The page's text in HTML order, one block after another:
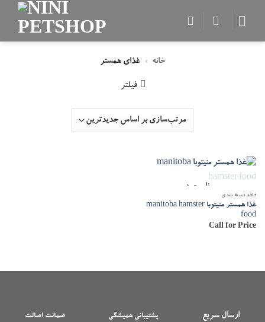
خانه » غذای همستر
فیلتر
ناموجود
فاقد دسته بندی
غذا همستر منیتوبا manitoba hamster
food
Call for Price
ارسال سریع پشتیبانی همیشگی ضمانت اصالت